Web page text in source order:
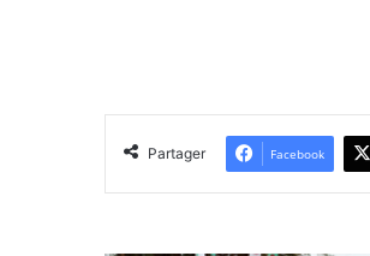
Partager Facebook